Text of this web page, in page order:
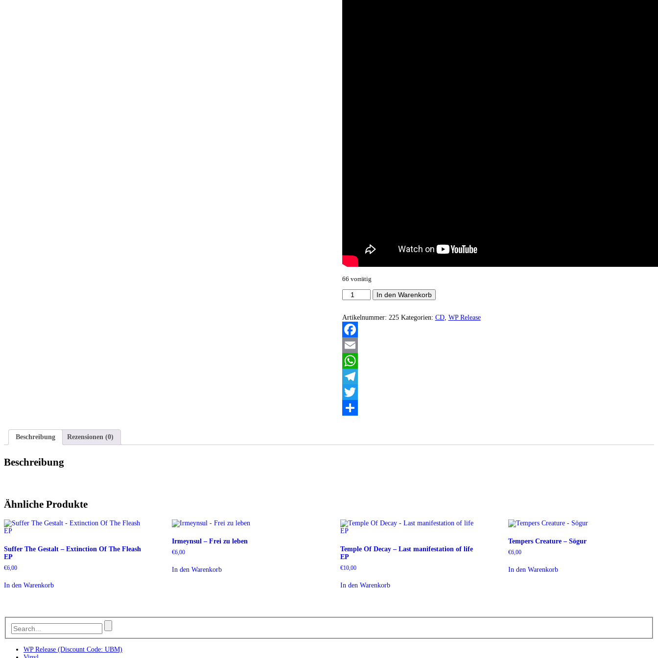
66 vorrätig
Undead
Corpse
Blut
im
Nebel
EP
Menge
In den Warenkorb
Artikelnummer: 225 Kategorien: CD, WP Release
Facebook
Email
WhatsApp
Telegram
Twitter
Beschreibung
Rezensionen (0)
Beschreibung
Ähnliche Produkte
Suffer The Gestalt – Extinction Of The Fleash
EP
€6,00
In den Warenkorb
Irmeynsul – Frei zu leben
€6,00
In den Warenkorb
Temple Of Decay – Last manifestation of life
EP
€10,00
In den Warenkorb
Tempers Creature – Sögur
€6,00
In den Warenkorb
WP Release (Discount Code: UBM)